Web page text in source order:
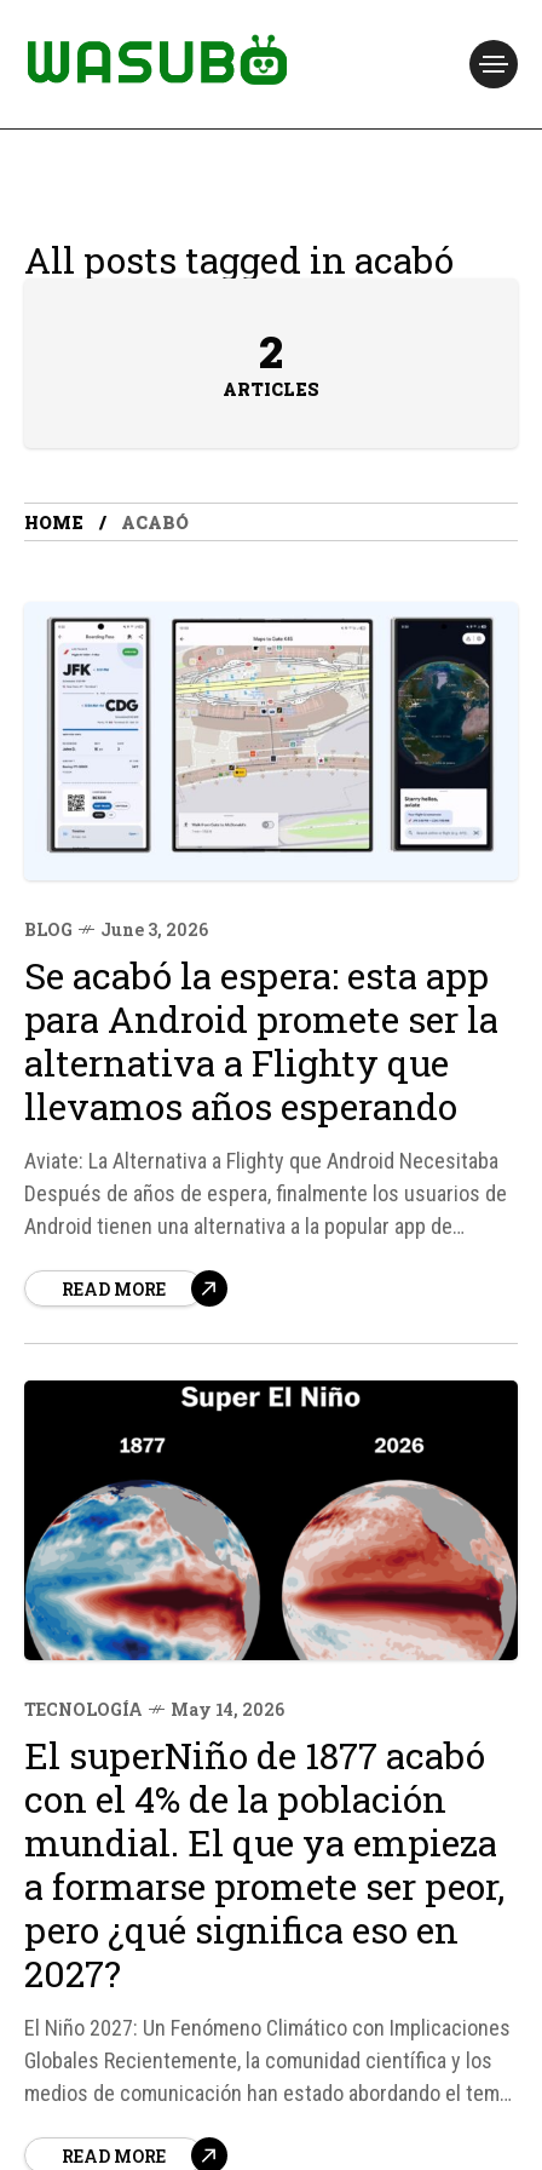
All posts tagged in acabó
2
ARTICLES
HOME ACABÓ
BLOG June 3, 2026
Se acabó la espera: esta app
para Android promete ser la
alternativa a Flighty que
llevamos años esperando
Aviate: La Alternativa a Flighty que Android Necesitaba
Después de años de espera, finalmente los usuarios de
Android tienen una alternativa a la popular app de
estaba disponible para iPhone. Se trata de Aviate, una
READ MORE
TECNOLOGÍA May 14, 2026
El superNiño de 1877 acabó
con el 4% de la población
mundial. El que ya empieza
a formarse promete ser peor,
pero ¿qué significa eso en
2027?
El Niño 2027: Un Fenómeno Climático con Implicaciones
Globales Recientemente, la comunidad científica y los
medios de comunicación han estado abordando el tema
superNiño de 1877, que según algunos reportes, acabó
READ MORE